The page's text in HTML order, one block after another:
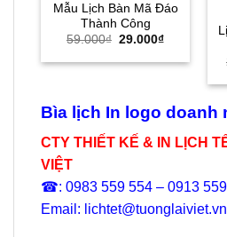
Mẫu Lịch Bàn Mã Đáo
Thành Công
59.000₫ Giá
là:
29.000₫Giá
tại
29.000₫.
Bìa lịch In logo doanh
CTY THIẾT KẾ & IN LỊCH
VIỆT
☎: 0983 559 554 – 0913
Email: